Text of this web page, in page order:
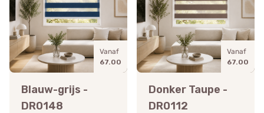
Vanaf
67.00
Blauw-grijs -
DR0148
Vanaf
67.00
Donker Taupe -
DR0112